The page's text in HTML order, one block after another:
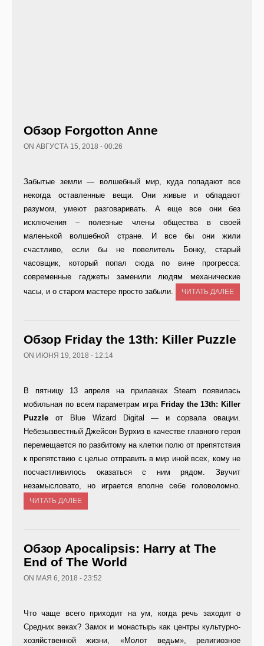
Обзор Forgotton Anne
ON АВГУСТА 15, 2018 - 00:26
Забытые земли — волшебный мир, куда попадают все
некогда оставленные вещи. Они живые и обладают
разумом, умеют разговаривать. А еще все они без
исключения – полезные члены общества в своей
маленькой волшебной стране. И все бы они жили
счастливо, если бы не повелитель Бонку, старый
часовщик, который попал сюда по вине прогресса:
современные гаджеты заменили людям механические
часы, и о старом мастере просто забыли.
ЧИТАТЬ ДАЛЕЕ
Обзор Friday the 13th: Killer Puzzle
ON ИЮНЯ 19, 2018 - 12:14
В пятницу 13 апреля на прилавках Steam появилась
мобильная по всем параметрам игра Friday the 13th: Killer
Puzzle от Blue Wizard Digital — и сорвала овации.
Небезызвестный Джейсон Вурхиз в качестве главного героя
перемещается по разбитому на клетки полю от препятствия
к препятствию с целью отправить в мир иной всех, кому не
посчастливилось оказаться с ним рядом. Звучит
незамысловато, но играется вполне себе головоломно.
ЧИТАТЬ ДАЛЕЕ
Обзор Apocalipsis: Harry at The
End of The World
ON МАЯ 6, 2018 - 23:52
Что чаще всего приходит на ум, когда речь заходит о
Средних веках? Замок и монастырь как центры культурно-
хозяйственной жизни, «Молот ведьм», религиозное